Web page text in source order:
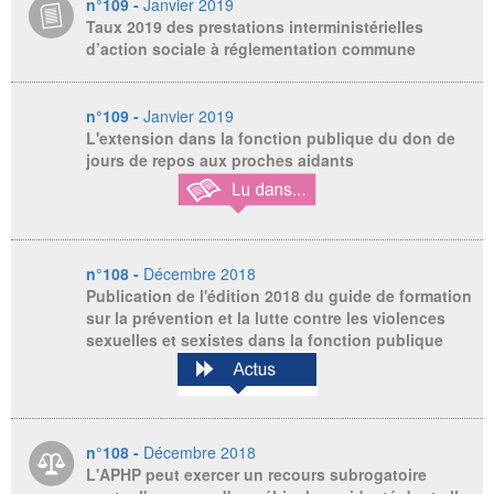
n°109 - Janvier 2019
Taux 2019 des prestations interministérielles
d’action sociale à réglementation commune
n°109 - Janvier 2019
L'extension dans la fonction publique du don de
jours de repos aux proches aidants
n°108 - Décembre 2018
Publication de l'édition 2018 du guide de formation
sur la prévention et la lutte contre les violences
sexuelles et sexistes dans la fonction publique
n°108 - Décembre 2018
L'APHP peut exercer un recours subrogatoire